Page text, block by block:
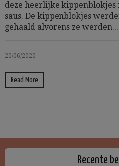
deze heerlijke kippenblokjes
saus. De kippenblokjes
gehaald alvorens ze werden...
20/06/2020
Read More
Recente